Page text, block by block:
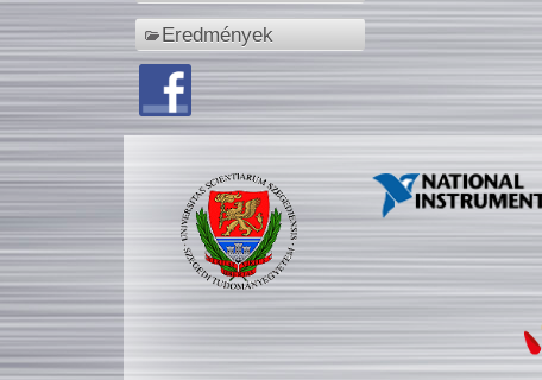
Eredmények